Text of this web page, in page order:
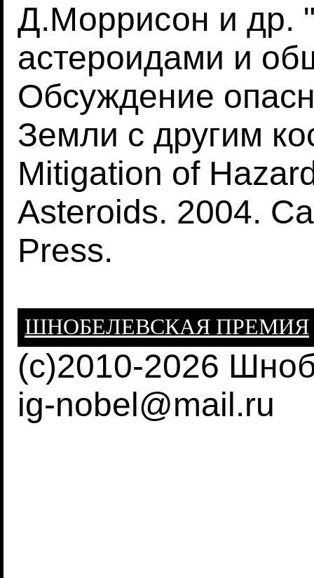
Д.Моррисон и др.
астероидами и
Обсуждение
Земли с другим
Mitigation of
Asteroids. 2004.
Press.
ШНОБЕЛЕВСКАЯ ПРЕМИЯ
(c)2010-2026
ig-nobel@mail.ru